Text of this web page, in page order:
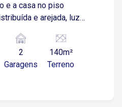
e a casa no piso
e arejada, luz
aquecedor solar, rede
banheiros e na
monocomando Docol,
2
Garagens
140m²
Terreno